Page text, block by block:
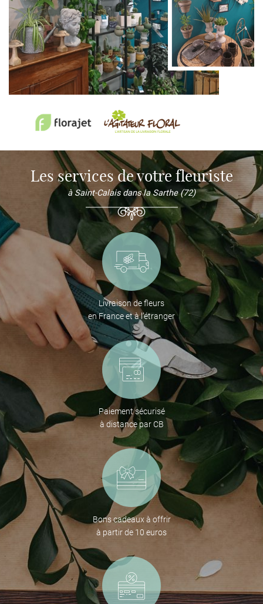
Les services de votre fleuriste
à Saint-Calais dans la Sarthe (72)
Livraison de fleurs
en France et à l’étranger
Paiement sécurisé
à distance par CB
Bons cadeaux à offrir
à partir de 10 euros